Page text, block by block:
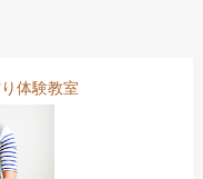
体験教室